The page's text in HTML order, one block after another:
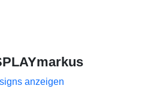
anzeigen